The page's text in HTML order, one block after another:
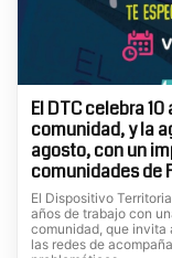
El DTC celebra
comunidad, y la
agosto, con un
comunidades de
El Dispositivo
años de trabajo con
comunidad, que invita
las redes de